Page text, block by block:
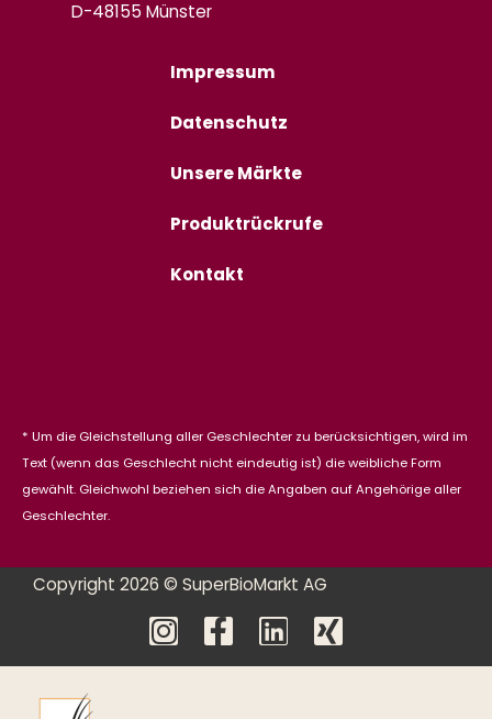
D-48155 Münster
Impressum
Datenschutz
Unsere Märkte
Produktrückrufe
Kontakt
* Um die Gleichstellung aller Geschlechter zu berücksichtigen, wird im
Text (wenn das Geschlecht nicht eindeutig ist) die weibliche Form
gewählt. Gleichwohl beziehen sich die Angaben auf Angehörige aller
Geschlechter.
Copyright 2026 © SuperBioMarkt AG